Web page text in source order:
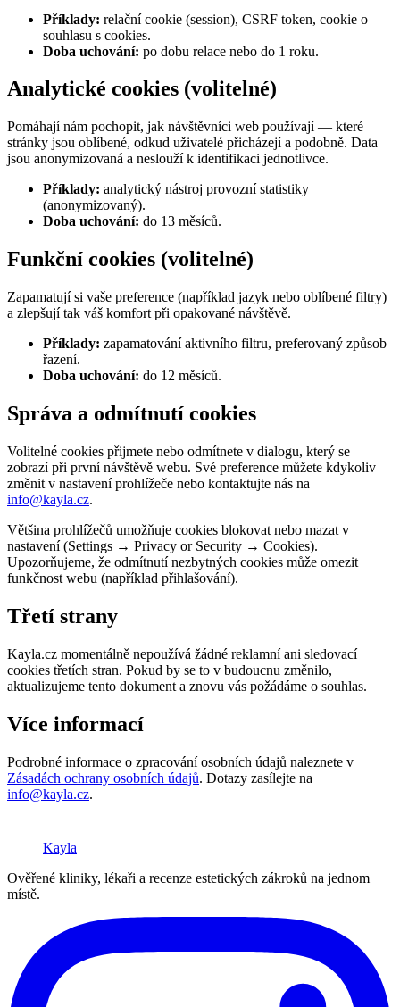
Příklady: relační cookie (session), CSRF token, cookie o
souhlasu s cookies.
Doba uchování: po dobu relace nebo do 1 roku.
Analytické cookies (volitelné)
Pomáhají nám pochopit, jak návštěvníci web používají — které
stránky jsou oblíbené, odkud uživatelé přicházejí a podobně. Data
jsou anonymizovaná a neslouží k identifikaci jednotlivce.
Příklady: analytický nástroj provozní statistiky
(anonymizovaný).
Doba uchování: do 13 měsíců.
Funkční cookies (volitelné)
Zapamatují si vaše preference (například jazyk nebo oblíbené filtry)
a zlepšují tak váš komfort při opakované návštěvě.
Příklady: zapamatování aktivního filtru, preferovaný způsob
řazení.
Doba uchování: do 12 měsíců.
Správa a odmítnutí cookies
Volitelné cookies přijmete nebo odmítnete v dialogu, který se
zobrazí při první návštěvě webu. Své preference můžete kdykoliv
změnit v nastavení prohlížeče nebo kontaktujte nás na
info@kayla.cz.
Většina prohlížečů umožňuje cookies blokovat nebo mazat v
nastavení (Settings → Privacy or Security → Cookies).
Upozorňujeme, že odmítnutí nezbytných cookies může omezit
funkčnost webu (například přihlašování).
Třetí strany
Kayla.cz momentálně nepoužívá žádné reklamní ani sledovací
cookies třetích stran. Pokud by se to v budoucnu změnilo,
aktualizujeme tento dokument a znovu vás požádáme o souhlas.
Více informací
Podrobné informace o zpracování osobních údajů naleznete v
Zásadách ochrany osobních údajů. Dotazy zasílejte na
info@kayla.cz.
Kayla
Ověřené kliniky, lékaři a recenze estetických zákroků na jednom
místě.